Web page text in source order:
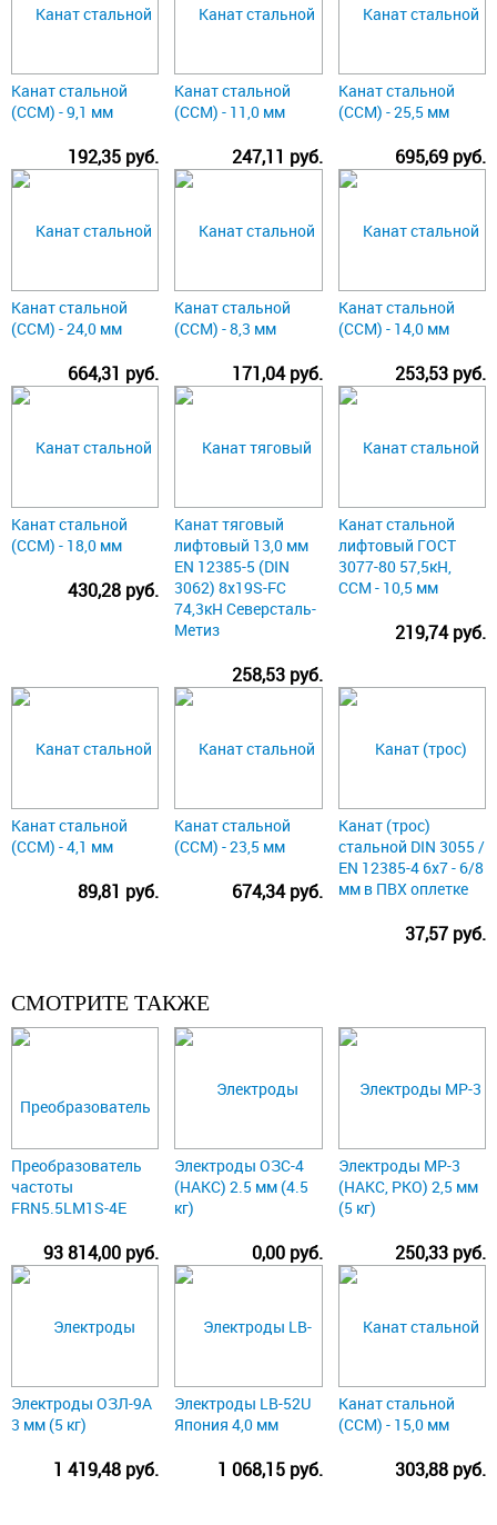
Канат стальной
(ССМ) - 9,1 мм
192,35 руб.
Канат стальной
(ССМ) - 11,0 мм
247,11 руб.
Канат стальной
(ССМ) - 25,5 мм
695,69 руб.
Канат стальной
(ССМ) - 24,0 мм
664,31 руб.
Канат стальной
(ССМ) - 8,3 мм
171,04 руб.
Канат стальной
(ССМ) - 14,0 мм
253,53 руб.
Канат стальной
(ССМ) - 18,0 мм
430,28 руб.
Канат тяговый
лифтовый 13,0 мм
EN 12385-5 (DIN
3062) 8х19S-FC
74,3кН Северсталь-
Метиз
258,53 руб.
Канат стальной
лифтовый ГОСТ
3077-80 57,5кН,
ССМ - 10,5 мм
219,74 руб.
Канат стальной
(ССМ) - 4,1 мм
89,81 руб.
Канат стальной
(ССМ) - 23,5 мм
674,34 руб.
Канат (трос)
стальной DIN 3055 /
EN 12385-4 6x7 - 6/8
мм в ПВХ оплетке
37,57 руб.
СМОТРИТЕ ТАКЖЕ
Преобразователь
частоты
FRN5.5LM1S-4E
93 814,00 руб.
Электроды ОЗС-4
(НАКС) 2.5 мм (4.5
кг)
0,00 руб.
Электроды МР-3
(НАКС, РКО) 2,5 мм
(5 кг)
250,33 руб.
Электроды ОЗЛ-9А
3 мм (5 кг)
1 419,48 руб.
Электроды LB-52U
Япония 4,0 мм
1 068,15 руб.
Канат стальной
(ССМ) - 15,0 мм
303,88 руб.